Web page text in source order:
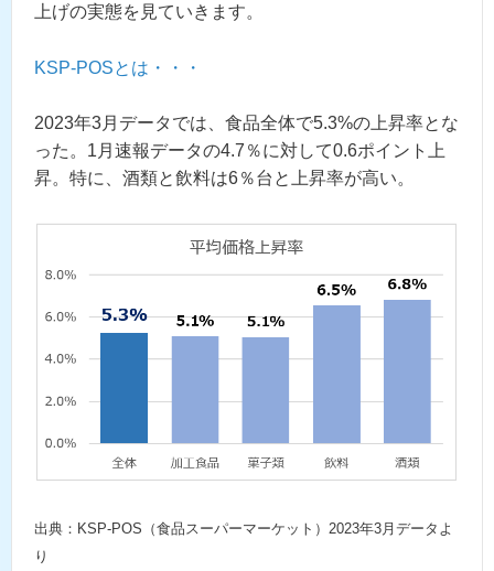
上げの実態を見ていきます。
KSP-POSとは・・・
2023年3月データでは、食品全体で5.3%の上昇率とな
った。1月速報データの4.7％に対して0.6ポイント上
昇。特に、酒類と飲料は6％台と上昇率が高い。
出典：KSP-POS（食品スーパーマーケット）2023年3月データよ
り